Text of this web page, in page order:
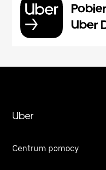
Uber
Uber
Centrum pomocy